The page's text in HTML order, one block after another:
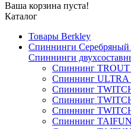
Ваша корзина пуста!
Каталог
Товары Berkley
Спиннинги Серебряный
Спиннинги
Спиннинг TROUT
Спиннинг ULTRA
Спиннинг
Спиннинг
Спиннинг
Спиннинг TAIFUN